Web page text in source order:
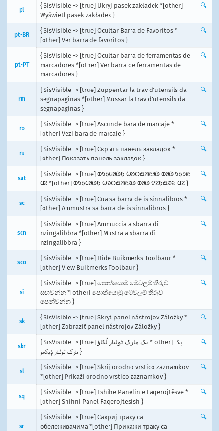
pl
{ $isVisible -> [true] Ukryj pasek zakładek *[other]
Wyświetl pasek zakładek }
🔍
pt-BR
{ $isVisible -> [true] Ocultar Barra de Favoritos *
[other] Ver barra de favoritos }
🔍
pt-PT
{ $isVisible -> [true] Ocultar barra de ferramentas de
marcadores *[other] Ver barra de ferramentas de
marcadores }
🔍
rm
{ $isVisible -> [true] Zuppentar la trav d'utensils da
segnapaginas *[other] Mussar la trav d'utensils da
segnapaginas }
🔍
ro
{ $isVisible -> [true] Ascunde bara de marcaje *
[other] Vezi bara de marcaje }
🔍
ru
{ $isVisible -> [true] Скрыть панель закладок *
[other] Показать панель закладок }
🔍
sat
{ $isVisible -> [true] ᱵᱩᱠᱢᱟᱨᱠ ᱦᱚᱛᱷᱤᱭᱟᱨ ᱵᱟᱨ ᱩᱠᱩᱭ
ᱢᱮ *[other] ᱵᱩᱠᱢᱟᱨᱠ ᱦᱚᱛᱷᱤᱭᱟᱨ ᱵᱟᱨ ᱫᱮᱠᱷᱟᱣ ᱢᱮ }
🔍
sc
{ $isVisible -> [true] Cua sa barra de is sinnalibros *
[other] Ammustra sa barra de is sinnalibros }
🔍
scn
{ $isVisible -> [true] Ammuccia a sbarra dî
nzingalibbra *[other] Mustra a sbarra dî
nzingalibbra }
🔍
sco
{ $isVisible -> [true] Hide Buikmerks Toolbaur *
[other] View Buikmerks Toolbaur }
🔍
si
{ $isVisible -> [true] පොත්යොමු මෙවලම් තීරුව
සඟවන්න *[other] පොත්යොමු මෙවලම් තීරුව
පෙන්වන්න }
🔍
sk
{ $isVisible -> [true] Skryť panel nástrojov Záložky *
[other] Zobraziť panel nástrojov Záložky }
🔍
skr
{ $isVisible -> [true] بک مارک ٹولبار لُکاؤ *[other] بک
مارک ٹولبار ݙیکھو }
🔍
sl
{ $isVisible -> [true] Skrij orodno vrstico zaznamkov
*[other] Prikaži orodno vrstico zaznamkov }
🔍
sq
{ $isVisible -> [true] Fshihe Panelin e Faqerojtësve *
[other] Shihni Panel Faqerojtësish }
🔍
sr
{ $isVisible -> [true] Сакриј траку са
обележивачима *[other] Прикажи траку са
🔍